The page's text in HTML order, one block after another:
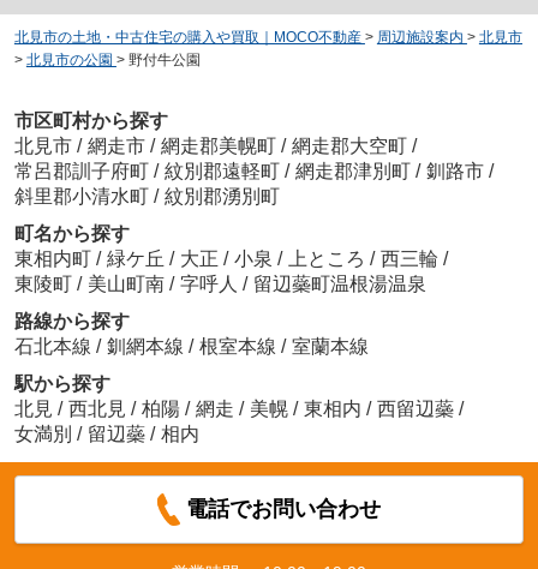
北見市の土地・中古住宅の購入や買取｜MOCO不動産 > 周辺施設案内 > 北見市
> 北見市の公園 > 野付牛公園
市区町村から探す
北見市 / 網走市 / 網走郡美幌町 / 網走郡大空町 /
常呂郡訓子府町 / 紋別郡遠軽町 / 網走郡津別町 / 釧路市 /
斜里郡小清水町 / 紋別郡湧別町
町名から探す
東相内町 / 緑ケ丘 / 大正 / 小泉 / 上ところ / 西三輪 /
東陵町 / 美山町南 / 字呼人 / 留辺蘂町温根湯温泉
路線から探す
石北本線 / 釧網本線 / 根室本線 / 室蘭本線
駅から探す
北見 / 西北見 / 柏陽 / 網走 / 美幌 / 東相内 / 西留辺蘂 /
女満別 / 留辺蘂 / 相内
電話でお問い合わせ